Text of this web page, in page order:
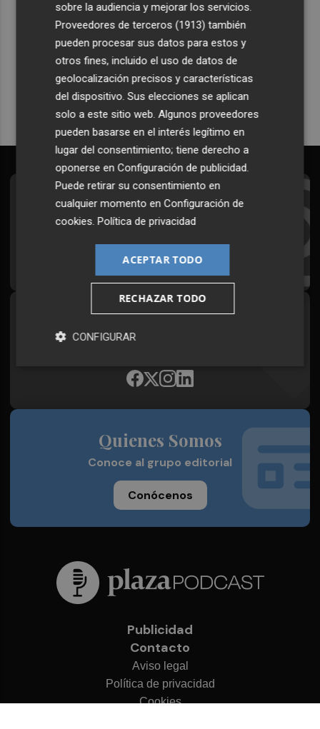
Recibe toda la actualidad de
Plaza Podcast en tu correo
Quiero suscribirme
Suscríbete al Boletín
Todos los días a primera hora en tu email
¡Quiero suscribirme!
Síguenos en redes
Plaza Podcast, desde cualquier medio
Quienes Somos
Conoce al grupo editorial
Conócenos
Publicidad
Contacto
Aviso legal
Política de privacidad
Cookies
sobre la audiencia y mejorar los servicios.
Proveedores de terceros (1913) también
pueden procesar sus datos para estos y
otros fines, incluido el uso de datos de
geolocalización precisos y características
del dispositivo. Sus elecciones se aplican
solo a este sitio web. Algunos proveedores
pueden basarse en el interés legítimo en
lugar del consentimiento; tiene derecho a
oponerse enConfiguración de publicidad.
Puede retirar su consentimiento en
cualquier momento enConfiguración de
cookies.Política de privacidad
ACEPTAR TODO
RECHAZAR TODO
CONFIGURAR